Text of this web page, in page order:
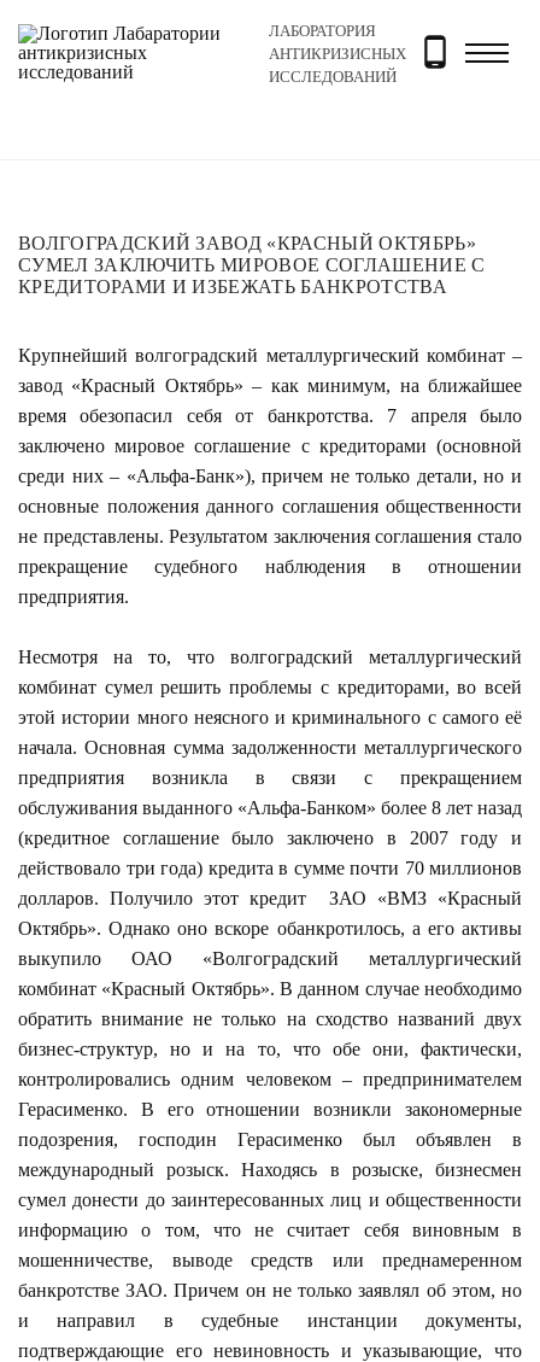
ЛАБОРАТОРИЯ
АНТИКРИЗИСНЫХ
ИССЛЕДОВАНИЙ
Главная Новости и блог Новости
ВОЛГОГРАДСКИЙ ЗАВОД «КРАСНЫЙ ОКТЯБРЬ»
СУМЕЛ ЗАКЛЮЧИТЬ МИРОВОЕ СОГЛАШЕНИЕ С
КРЕДИТОРАМИ И ИЗБЕЖАТЬ БАНКРОТСТВА
Крупнейший волгоградский металлургический комбинат –
завод «Красный Октябрь» – как минимум, на ближайшее
время обезопасил себя от банкротства. 7 апреля было
заключено мировое соглашение с кредиторами (основной
среди них – «Альфа-Банк»), причем не только детали, но и
основные положения данного соглашения общественности
не представлены. Результатом заключения соглашения стало
прекращение судебного наблюдения в отношении
предприятия.
Несмотря на то, что волгоградский металлургический
комбинат сумел решить проблемы с кредиторами, во всей
этой истории много неясного и криминального с самого её
начала. Основная сумма задолженности металлургического
предприятия возникла в связи с прекращением
обслуживания выданного «Альфа-Банком» более 8 лет назад
(кредитное соглашение было заключено в 2007 году и
действовало три года) кредита в сумме почти 70 миллионов
долларов. Получило этот кредит ЗАО «ВМЗ «Красный
Октябрь». Однако оно вскоре обанкротилось, а его активы
выкупило ОАО «Волгоградский металлургический
комбинат «Красный Октябрь». В данном случае необходимо
обратить внимание не только на сходство названий двух
бизнес-структур, но и на то, что обе они, фактически,
контролировались одним человеком – предпринимателем
Герасименко. В его отношении возникли закономерные
подозрения, господин Герасименко был объявлен в
международный розыск. Находясь в розыске, бизнесмен
сумел донести до заинтересованных лиц и общественности
информацию о том, что не считает себя виновным в
мошенничестве, выводе средств или преднамеренном
банкротстве ЗАО. Причем он не только заявлял об этом, но
и направил в судебные инстанции документы,
подтверждающие его невиновность и указывающие, что